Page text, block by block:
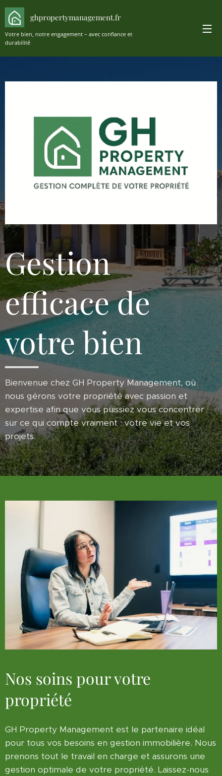
ghpropertymanagement.fr
Votre bien, notre engagement – avec confiance et
durabilité
Gestion
efficace de
votre bien
Bienvenue chez GH Property Management, où
nous gérons votre propriété avec passion et
expertise afin que vous puissiez vous concentrer
sur ce qui compte vraiment : votre vie et vos
projets.
Nos soins pour votre
propriété
GH Property Management est le partenaire idéal
pour tous vos besoins en gestion immobilière. Nous
prenons tout le travail en charge et assurons une
gestion optimale de votre propriété. Laissez-nous